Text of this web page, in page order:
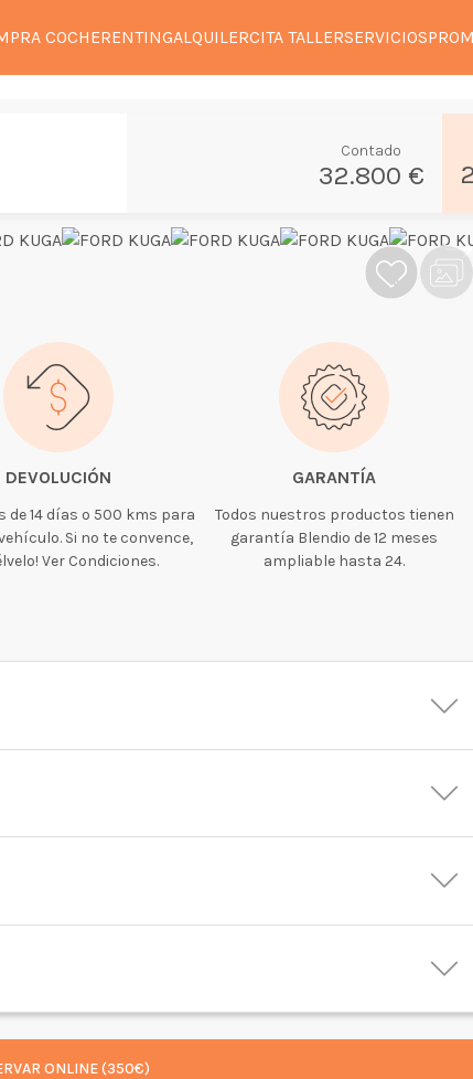
COCHERENTINGALQUILERCITA TALLERSERVICIOS
Contado
32.800 €
DEVOLUCIÓN
de 14 días o 500 kms para
Si no te convence,
Ver Condiciones.
GARANTÍA
Todos nuestros productos tienen
garantía Blendio de 12 meses
ampliable hasta 24.
ONLINE (350€)